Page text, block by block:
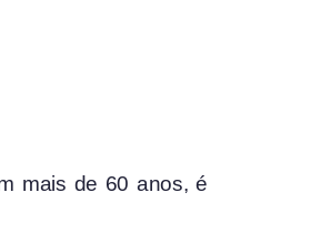
mais de 60 anos, é